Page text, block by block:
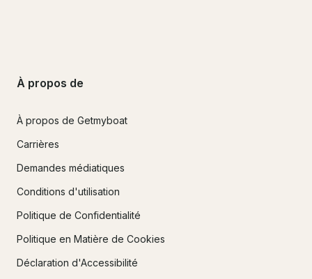
À propos de
À propos de Getmyboat
Carrières
Demandes médiatiques
Conditions d'utilisation
Politique de Confidentialité
Politique en Matière de Cookies
Déclaration d'Accessibilité